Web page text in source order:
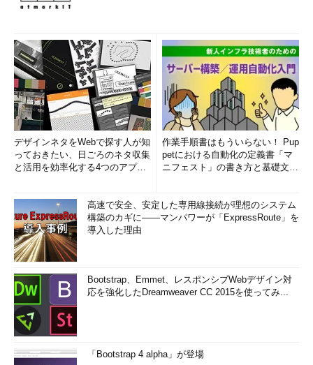
デザインネタをWebで探す人が知
っておきたい、日ごろのネタ収集
と活用を効率化する4つのアプリ
作業手順書はもういらない！ Pup
petにおける自動化の定義書「マ
ニフェスト」の書き方と基礎文法
高速で安全、安定した専用線接続が理想のシステム
構築のカギに――マンパワーが「ExpressRoute」を
導入した理由
Bootstrap、Emmet、レスポンシブWebデザイン対
応を強化したDreamweaver CC 2015を使ってみ...
「Bootstrap 4 alpha」が登場